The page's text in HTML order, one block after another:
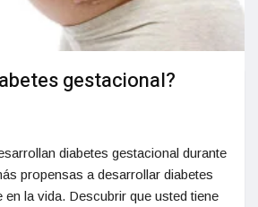
gestacional?
diabetes gestacional durante
propensas a desarrollar diabetes
en la vida. Descubrir que usted tiene